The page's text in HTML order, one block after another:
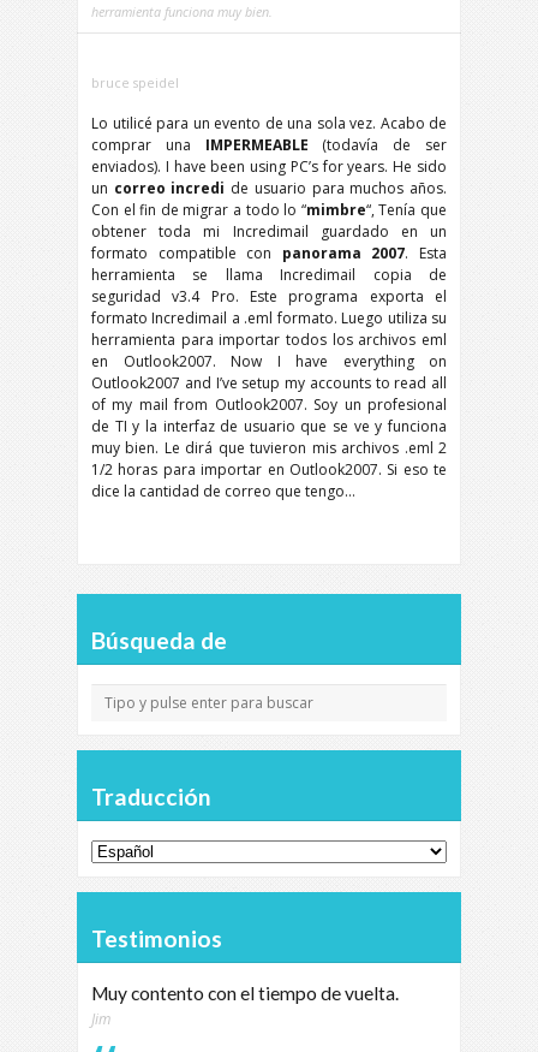
herramienta funciona muy bien.
bruce speidel
Lo utilicé para un evento de una sola vez. Acabo de
comprar una IMPERMEABLE (todavía de ser
enviados). I have been using PC’s for years. He sido
un correo incredi de usuario para muchos años.
Con el fin de migrar a todo lo “mimbre“, Tenía que
obtener toda mi Incredimail guardado en un
formato compatible con panorama 2007. Esta
herramienta se llama Incredimail copia de
seguridad v3.4 Pro. Este programa exporta el
formato Incredimail a .eml formato. Luego utiliza su
herramienta para importar todos los archivos eml
en Outlook2007. Now I have everything on
Outlook2007 and I’ve setup my accounts to read all
of my mail from Outlook2007. Soy un profesional
de TI y la interfaz de usuario que se ve y funciona
muy bien. Le dirá que tuvieron mis archivos .eml 2
1/2 horas para importar en Outlook2007. Si eso te
dice la cantidad de correo que tengo…
Búsqueda de
Traducción
Testimonios
Muy contento con el tiempo de vuelta.
Jim